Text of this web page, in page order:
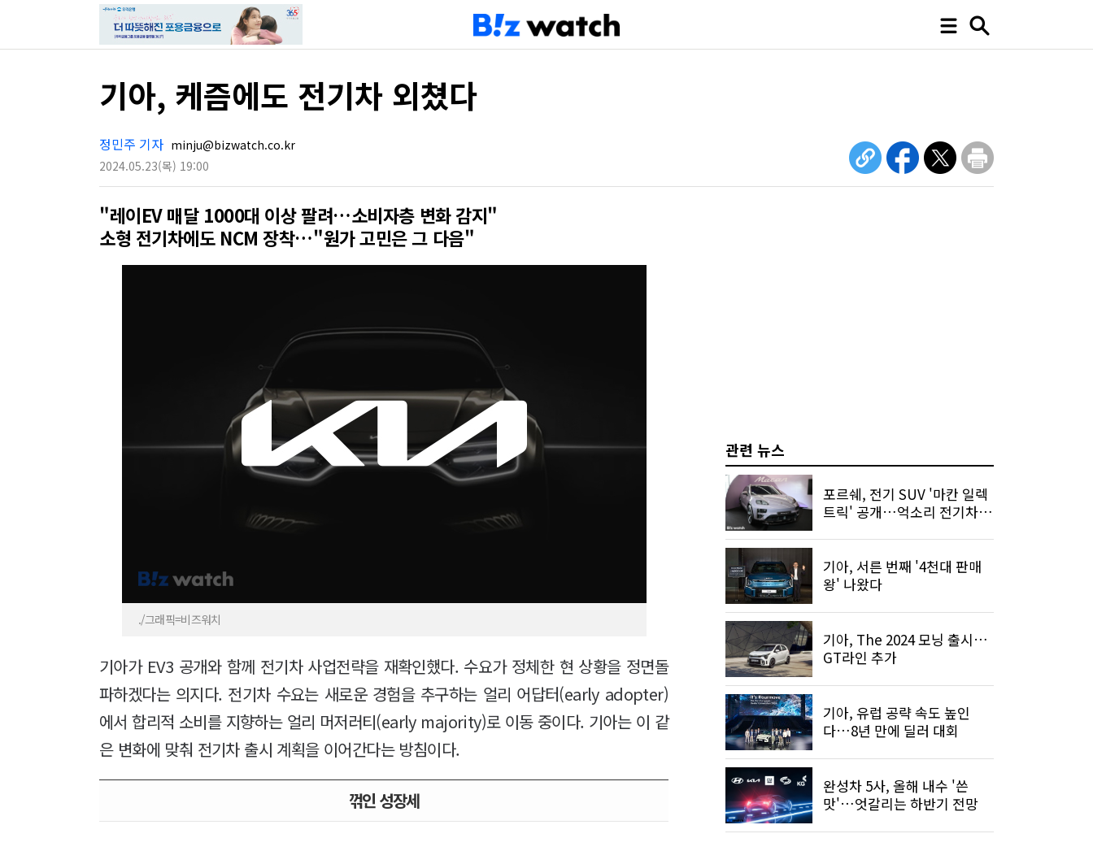
기아, 케즘에도 전기차 외쳤다
정민주 기자 minju@bizwatch.co.kr
2024.05.23(목) 19:00
"레이EV 매달 1000대 이상 팔려…소비자층 변화 감지"
소형 전기차에도 NCM 장착…"원가 고민은 그 다음"
./그래픽=비즈워치
기아가 EV3 공개와 함께 전기차 사업전략을 재확인했다. 수요가 정체한 현 상황을 정면돌
파하겠다는 의지다. 전기차 수요는 새로운 경험을 추구하는 얼리 어답터(early adopter)
에서 합리적 소비를 지향하는 얼리 머저러티(early majority)로 이동 중이다. 기아는 이 같
은 변화에 맞춰 전기차 출시 계획을 이어간다는 방침이다.
꺾인 성장세
관련 뉴스
포르쉐, 전기 SUV '마칸 일렉
트릭' 공개…억소리 전기차
기아, 서른 번째 '4천대 판매
왕' 나왔다
기아, The 2024 모닝 출시…
GT라인 추가
기아, 유럽 공략 속도 높인
다…8년 만에 딜러 대회
완성차 5사, 올해 내수 '쓴
맛'…엇갈리는 하반기 전망